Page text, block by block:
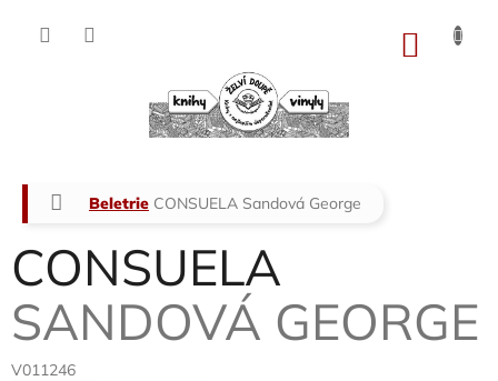
Domů
Beletrie CONSUELA Sandová George
CONSUELA
SANDOVÁ GEORGE
V011246